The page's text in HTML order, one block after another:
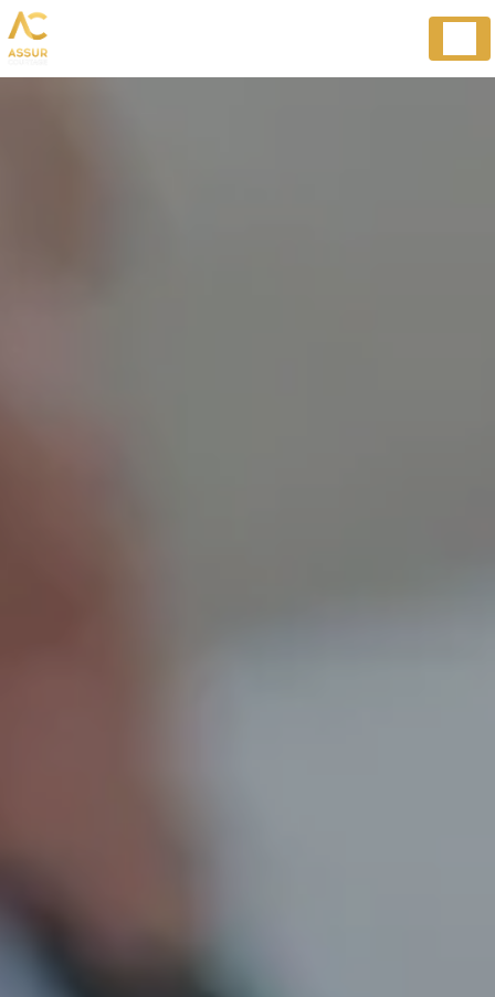
Panneau de gestion des cookies